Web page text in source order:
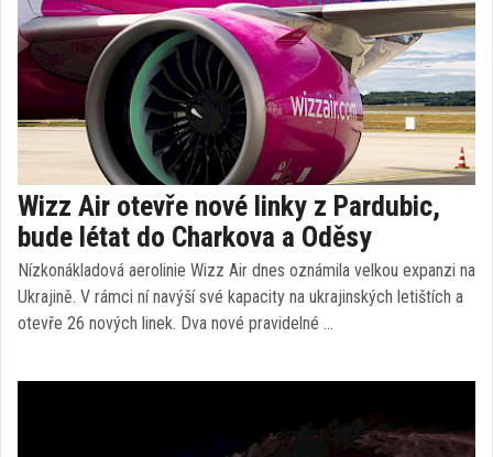
Wizz Air otevře nové linky z Pardubic,
bude létat do Charkova a Oděsy
Nízkonákladová aerolinie Wizz Air dnes oznámila velkou expanzi na
Ukrajině. V rámci ní navýší své kapacity na ukrajinských letištích a
otevře 26 nových linek. Dva nové pravidelné …